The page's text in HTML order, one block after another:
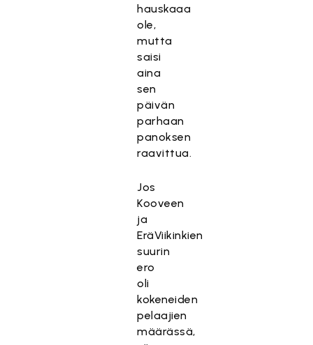
hauskaaa
ole,
mutta
saisi
aina
sen
päivän
parhaan
panoksen
raavittua.
Jos
Kooveen
ja
EräViikinkien
suurin
ero
oli
kokeneiden
pelaajien
määrässä,